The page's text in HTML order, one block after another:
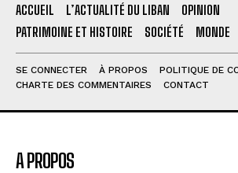
ACCUEIL L’ACTUALITÉ DU LIBAN
OPINION
PATRIMOINE ET HISTOIRE
SOCIÉTÉ MONDE
SE CONNECTER À PROPOS
POLITIQUE DE
CHARTE DES COMMENTAIRES
CONTACT
A PROPOS